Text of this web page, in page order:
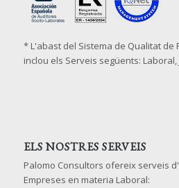
* L'abast del Sistema de Qualitat de
inclou els Serveis següents:
ELS NOSTRES SERVEIS
Palomo Consultors ofereix serveis
Empreses en materia Laboral: